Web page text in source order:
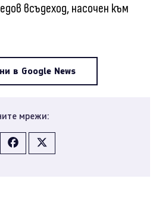
всъдеход, насочен към
в Google News
мрежи: